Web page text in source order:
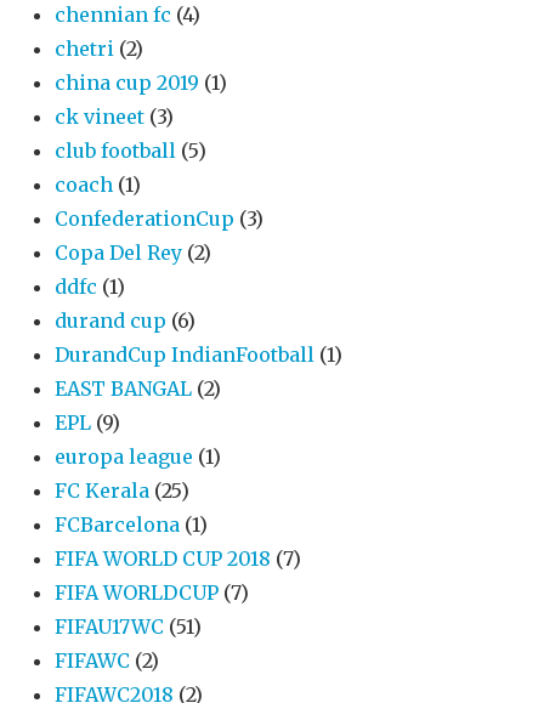
chennian fc (4)
chetri (2)
china cup 2019 (1)
ck vineet (3)
club football (5)
coach (1)
ConfederationCup (3)
Copa Del Rey (2)
ddfc (1)
durand cup (6)
DurandCup IndianFootball (1)
EAST BANGAL (2)
EPL (9)
europa league (1)
FC Kerala (25)
FCBarcelona (1)
FIFA WORLD CUP 2018 (7)
FIFA WORLDCUP (7)
FIFAU17WC (51)
FIFAWC (2)
FIFAWC2018 (2)